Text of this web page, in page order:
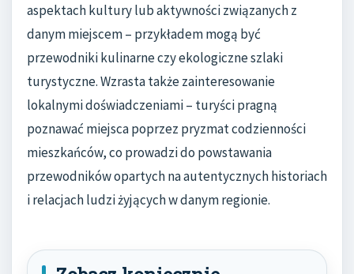
aspektach kultury lub aktywności związanych z
danym miejscem – przykładem mogą być
przewodniki kulinarne czy ekologiczne szlaki
turystyczne. Wzrasta także zainteresowanie
lokalnymi doświadczeniami – turyści pragną
poznawać miejsca poprzez pryzmat codzienności
mieszkańców, co prowadzi do powstawania
przewodników opartych na autentycznych historiach
i relacjach ludzi żyjących w danym regionie.